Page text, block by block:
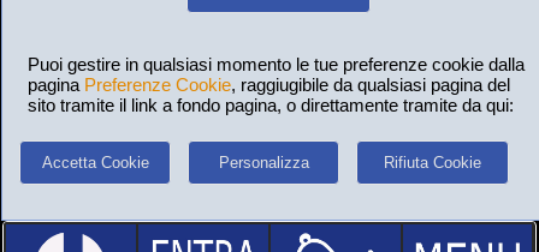
Puoi gestire in qualsiasi momento le tue preferenze cookie dalla
pagina Preferenze Cookie, raggiugibile da qualsiasi pagina del
sito tramite il link a fondo pagina, o direttamente tramite da qui:
Accetta Cookie Personalizza Rifiuta Cookie